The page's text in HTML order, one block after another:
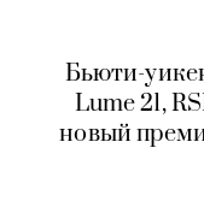
Бьюти-
Lume 21,
новый